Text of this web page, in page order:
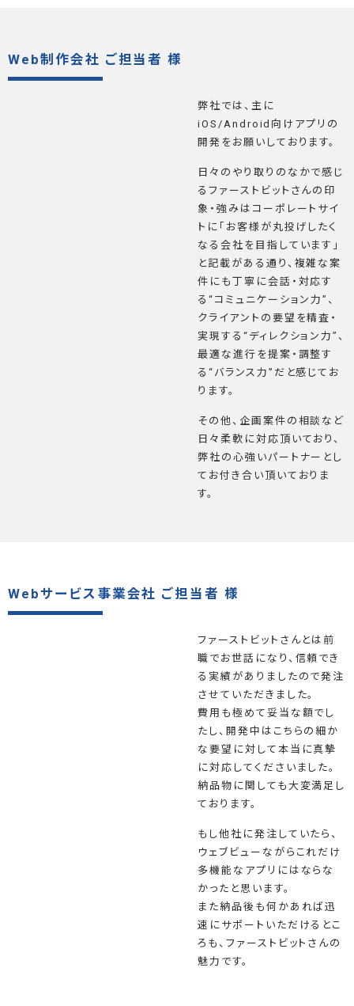
Web制作会社 ご担当者 様
弊社では、主に
iOS/Android向けアプリの
開発をお願いしております。
日々のやり取りのなかで感じ
るファーストビットさんの印
象・強みはコーポレートサイ
トに「お客様が丸投げしたく
なる会社を目指しています」
と記載がある通り、複雑な案
件にも丁寧に会話・対応す
る“コミュニケーション力”、
クライアントの要望を精査・
実現する“ディレクション力”、
最適な進行を提案・調整す
る“バランス力”だと感じてお
ります。
その他、企画案件の相談など
日々柔軟に対応頂いており、
弊社の心強いパートナーとし
てお付き合い頂いておりま
す。
Webサービス事業会社 ご担当者 様
ファーストビットさんとは前
職でお世話になり、信頼でき
る実績がありましたので発注
させていただきました。
費用も極めて妥当な額でし
たし、開発中はこちらの細か
な要望に対して本当に真摯
に対応してくださいました。
納品物に関しても大変満足し
ております。
もし他社に発注していたら、
ウェブビューながらこれだけ
多機能なアプリにはならな
かったと思います。
また納品後も何かあれば迅
速にサポートいただけるとこ
ろも、ファーストビットさんの
魅力です。